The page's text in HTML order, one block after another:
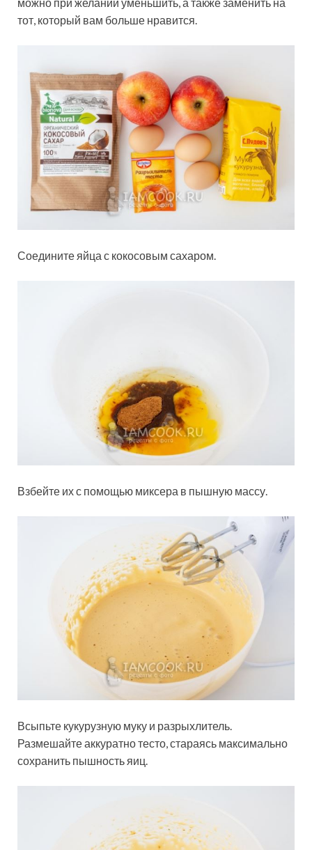
можно при желании уменьшить, а также заменить на
тот, который вам больше нравится.
Соедините яйца с кокосовым сахаром.
Взбейте их с помощью миксера в пышную массу.
Всыпьте кукурузную муку и разрыхлитель.
Размешайте аккуратно тесто, стараясь максимально
сохранить пышность яиц.